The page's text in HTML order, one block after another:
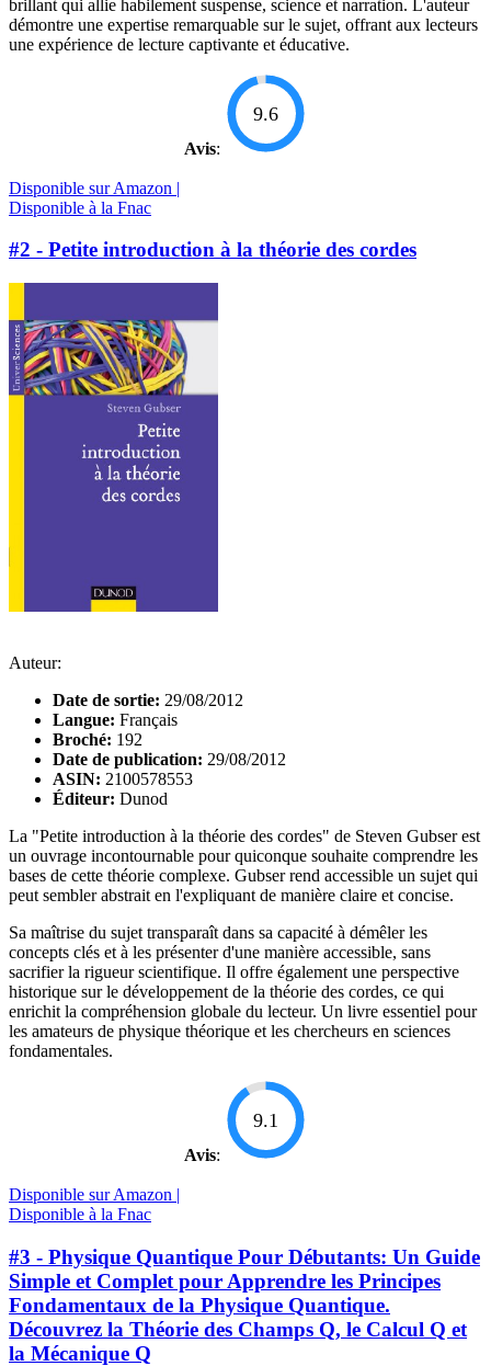
brillant qui allie habilement suspense, science et narration. L'auteur
démontre une expertise remarquable sur le sujet, offrant aux lecteurs
une expérience de lecture captivante et éducative.
Avis:
9.6
Disponible sur Amazon |
Disponible à la Fnac
#2 - Petite introduction à la théorie des cordes
Auteur:
Date de sortie: 29/08/2012
Langue: Français
Broché: 192
Date de publication: 29/08/2012
ASIN: 2100578553
Éditeur: Dunod
La "Petite introduction à la théorie des cordes" de Steven Gubser est
un ouvrage incontournable pour quiconque souhaite comprendre les
bases de cette théorie complexe. Gubser rend accessible un sujet qui
peut sembler abstrait en l'expliquant de manière claire et concise.
Sa maîtrise du sujet transparaît dans sa capacité à démêler les
concepts clés et à les présenter d'une manière accessible, sans
sacrifier la rigueur scientifique. Il offre également une perspective
historique sur le développement de la théorie des cordes, ce qui
enrichit la compréhension globale du lecteur. Un livre essentiel pour
les amateurs de physique théorique et les chercheurs en sciences
fondamentales.
Avis:
9.1
Disponible sur Amazon |
Disponible à la Fnac
#3 - Physique Quantique Pour Débutants: Un Guide
Simple et Complet pour Apprendre les Principes
Fondamentaux de la Physique Quantique.
Découvrez la Théorie des Champs Q, le Calcul Q et
la Mécanique Q